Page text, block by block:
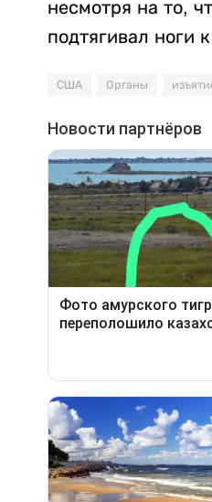
несмотря на то,
подтягивал ноги
США Органы